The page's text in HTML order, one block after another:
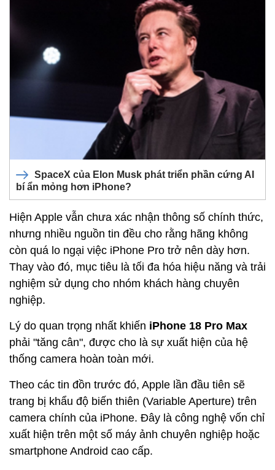
SpaceX của Elon Musk phát triển phần cứng AI
bí ẩn mỏng hơn iPhone?
Hiện Apple vẫn chưa xác nhận thông số chính thức,
nhưng nhiều nguồn tin đều cho rằng hãng không
còn quá lo ngại việc iPhone Pro trở nên dày hơn.
Thay vào đó, mục tiêu là tối đa hóa hiệu năng và trải
nghiệm sử dụng cho nhóm khách hàng chuyên
nghiệp.
Lý do quan trọng nhất khiến iPhone 18 Pro Max
phải "tăng cân", được cho là sự xuất hiện của hệ
thống camera hoàn toàn mới.
Theo các tin đồn trước đó, Apple lần đầu tiên sẽ
trang bị khẩu độ biến thiên (Variable Aperture) trên
camera chính của iPhone. Đây là công nghệ vốn chỉ
xuất hiện trên một số máy ảnh chuyên nghiệp hoặc
smartphone Android cao cấp.